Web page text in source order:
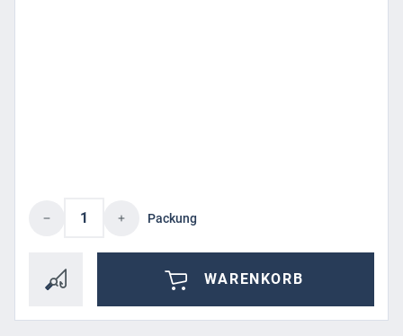
Produkt Anzahl: Gib den gewünschten
Packung
WARENKORB